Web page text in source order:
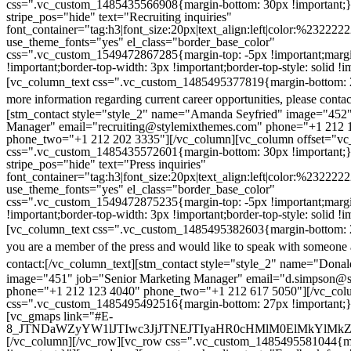
css=".vc_custom_1485435566908{margin-bottom: 30px
stripe_pos="hide" text="Recruiting inquiries"
use_theme_fonts="yes" el_class="border_base_color"
css=".vc_custom_1549472867285{margin-top: -5px
!important;border-top-width: 3px !important;border-top-style: solid
[vc_column_text css=".vc_custom_1485495377819{margin-
more information regarding current career opportunities, please
[stm_contact style="style_2" name="Amanda Seyfried"
Manager" email="recruiting@stylemixthemes.com" phone="+1 212
phone_two="+1 212 202 3335"][/vc_column][vc_column
css=".vc_custom_1485435572601{margin-bottom: 30px
stripe_pos="hide" text="Press inquiries"
use_theme_fonts="yes" el_class="border_base_color"
css=".vc_custom_1549472875235{margin-top: -5px
!important;border-top-width: 3px !important;border-top-style: solid
[vc_column_text css=".vc_custom_1485495382603{margin-
you are a member of the press and would like to speak with someone
contact:[/vc_column_text][stm_contact style="style_2"
image="451" job="Senior Marketing Manager"
phone="+1 212 123 4040" phone_two="+1 212 617 5050"][/
css=".vc_custom_1485495492516{margin-bottom: 27px
[vc_gmaps link="#E-
[/vc_column][/vc_row][vc_row